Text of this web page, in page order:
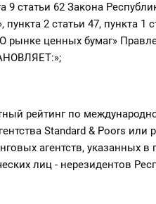
9 статьи 62 Закона
2 статьи 47, пункта 1
рынке ценных бумаг»
рейтинг по
Standard & Poors или
агентств, указанных в
лиц - нерезидентов